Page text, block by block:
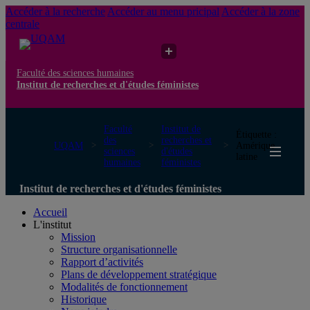
Accéder à la recherche Accéder au menu pricipal Accéder à la zone
centrale
Faculté des sciences humaines
Institut de recherches et d'études féministes
UQAM
Faculté
des
sciences
humaines
Institut de
recherches et
d'études
féministes
Étiquette :
Amérique
latine
Institut de recherches et d'études féministes
Accueil
L'institut
Mission
Structure organisationnelle
Rapport d’activités
Plans de développement stratégique
Modalités de fonctionnement
Historique